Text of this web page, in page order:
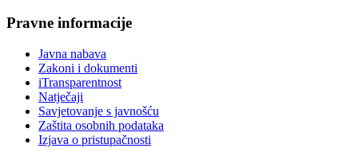
Pravne informacije
Javna nabava
Zakoni i dokumenti
iTransparentnost
Natječaji
Savjetovanje s javnošću
Zaštita osobnih podataka
Izjava o pristupačnosti